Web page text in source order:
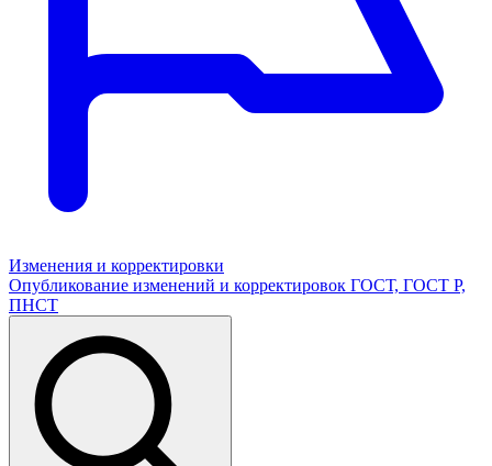
Изменения и корректировки
Опубликование изменений и корректировок ГОСТ, ГОСТ Р,
ПНСТ